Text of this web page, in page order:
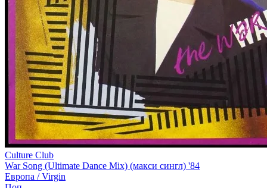
Culture Club
War Song (Ultimate Dance Mix) (макси сингл) '84
Европа /Virgin